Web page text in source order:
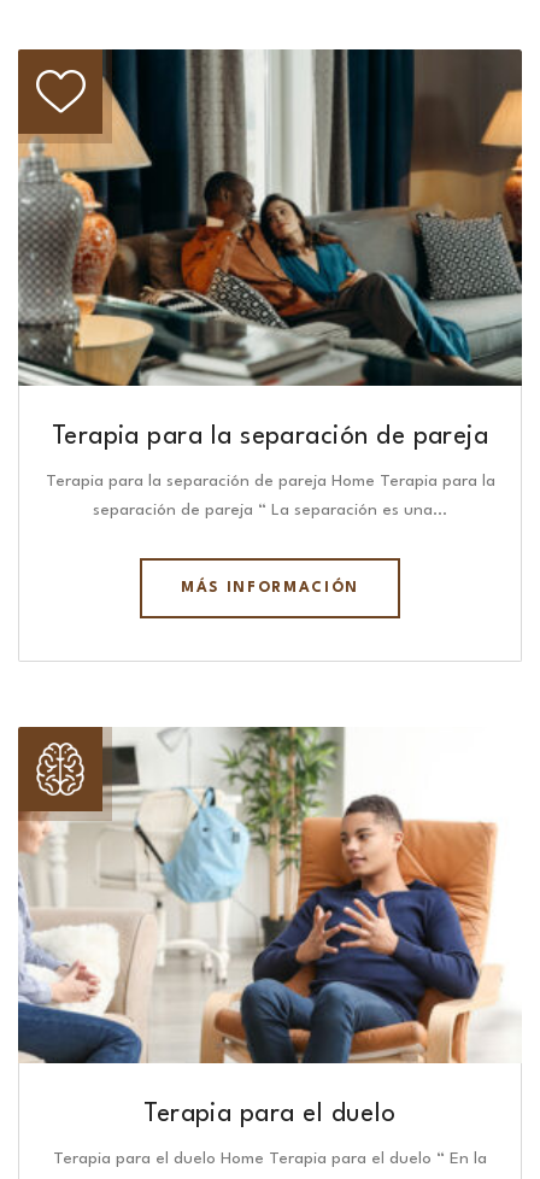
Terapia para la separación de pareja
Terapia para la separación de pareja Home Terapia para la
separación de pareja “ La separación es una…
MÁS INFORMACIÓN
Terapia para el duelo
Terapia para el duelo Home Terapia para el duelo “ En la